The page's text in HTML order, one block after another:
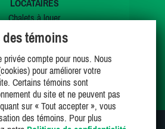
LOCATAIRES
Chalets à louer
Chalets à vendre
Offres spéciales
Mes favoris
témoins
privée compte pour nous. Nous
pour améliorer votre
Certains témoins sont
du site et ne peuvent pas
sur « Tout accepter », vous
des témoins. Pour plus